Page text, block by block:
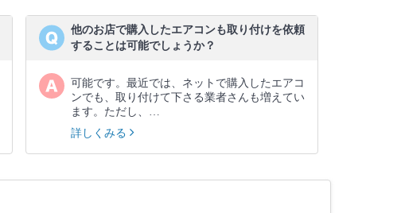
他のお店で購入したエアコンも取り付けを依頼
することは可能でしょうか？
可能です。最近では、ネットで購入したエアコ
ンでも、取り付けて下さる業者さんも増えてい
ます。ただし、…
詳しくみる